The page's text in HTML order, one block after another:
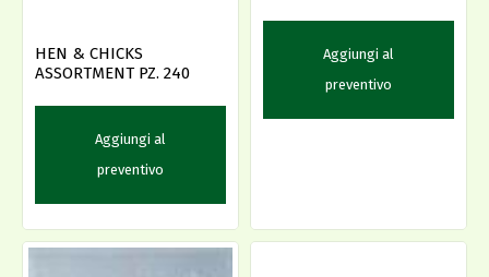
HEN & CHICKS
ASSORTMENT PZ. 240
Aggiungi al
preventivo
Aggiungi al
preventivo